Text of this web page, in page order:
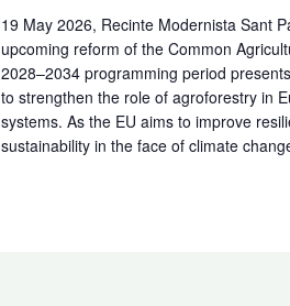
19 May 2026, Recinte Modernista Sant
upcoming reform of the Common
2028–2034 programming period
to strengthen the role of agroforestry in
systems. As the EU aims to improve
sustainability in the face of climate